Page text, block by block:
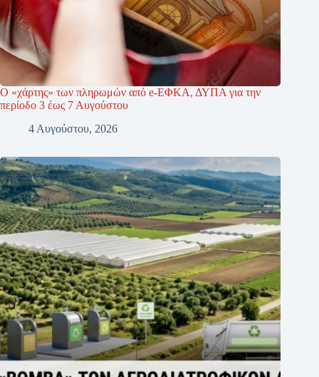
Ο «χάρτης» των πληρωμών από e-ΕΦΚΑ, ΔΥΠΑ για την
περίοδο 3 έως 7 Αυγούστου
4 Αυγούστου, 2026